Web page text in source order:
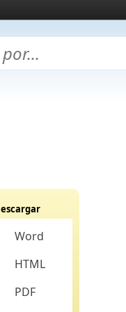
Word
HTML
PDF